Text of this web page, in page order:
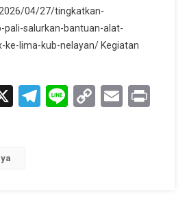
04/27/tingkatkan-
pali-salurkan-bantuan-alat-
ke-lima-kub-nelayan/ ‎‎Kegiatan
X Telegram
LineCopyEmail